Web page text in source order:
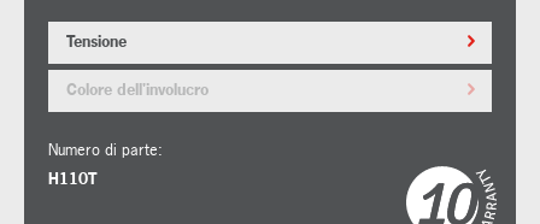
Tensione
Colore dell'involucro
Numero di parte:
H110T